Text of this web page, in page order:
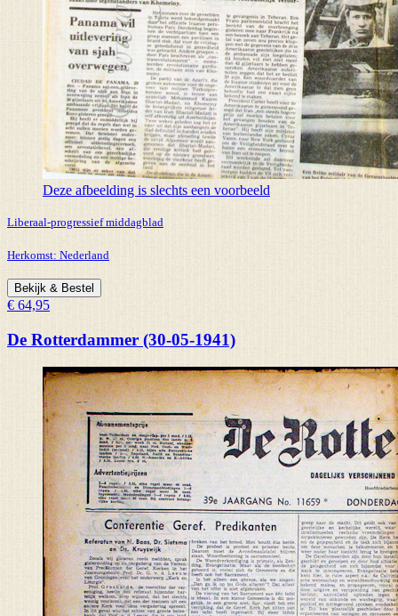
Deze afbeelding is slechts een voorbeeld
Liberaal-progressief middagblad
Herkomst: Nederland
Bekijk & Bestel
€ 64,95
De Rotterdammer (30-05-1941)